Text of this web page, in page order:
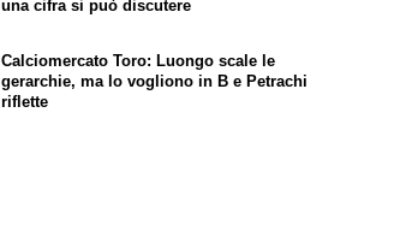
una cifra si può discutere
Calciomercato Toro: Luongo scale le
gerarchie, ma lo vogliono in B e Petrachi
riflette